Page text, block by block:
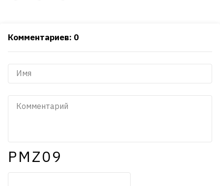
Комментариев: 0
PMZ09